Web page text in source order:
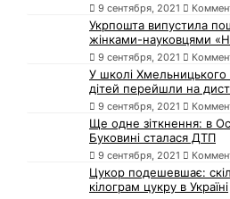
9 сентября, 2021
Укрпошта випустила
жінками-науковцями
9 сентября, 2021
У школі Хмельницького
дітей перейшли на
9 сентября, 2021
Ще одне зіткнення: в
Буковині сталася ДТП
9 сентября, 2021
Цукор подешевшає:
кілограм цукру в Україні